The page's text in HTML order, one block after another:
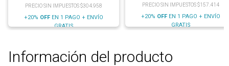
PRECIO SIN IMPUESTOS $304.958
+20% OFF EN 1 PAGO + ENVÍO
GRATIS
PRECIO SIN IMPUESTOS $157.414
+20% OFF EN 1 PAGO + ENVÍO
GRATIS
Información del producto